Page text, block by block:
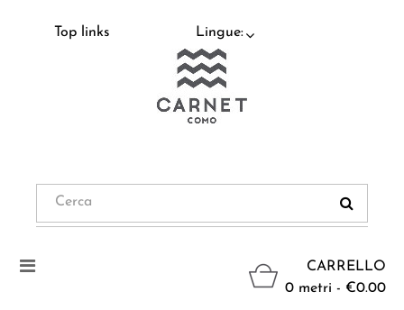
Top links Lingue:
CARRELLO
0 metri - €0.00
Navigazione